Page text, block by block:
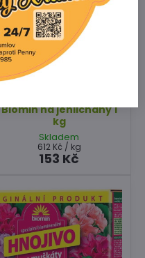
Biomin na jehličnany 1
kg
Skladem
153 Kč
612 Kč / kg